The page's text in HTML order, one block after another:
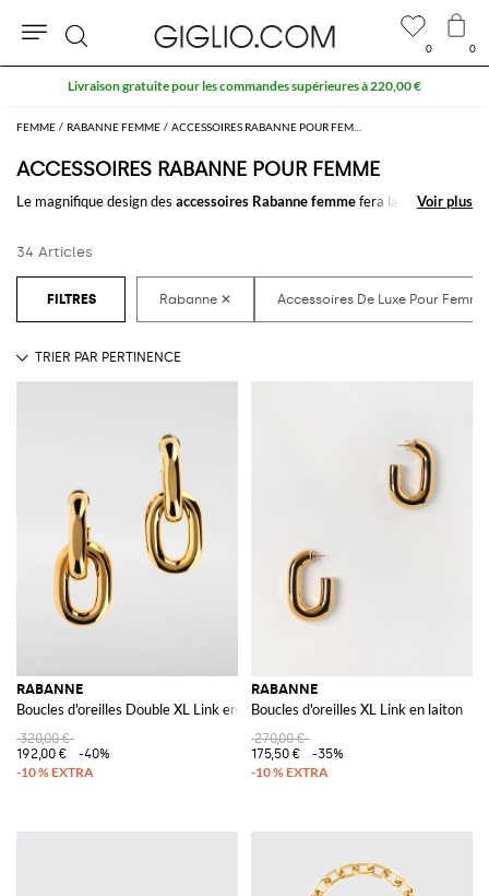
FEMME RABANNE FEMME
ACCESSOIRES RABANNE POUR FEMME
Le magnifique design des accessoires Rabanne femmefera la différence
toujours de nouveaux styles en les combinant.
Découvrez les dernières collections d'
accessoires Rabanne femme en
Voir plus
Voir plus
34 Articles
RABANNE
Boucles d'oreilles Double XL Link en laiton
320,00 €
192,00 €
-40%
RABANNE
Boucles d'oreilles XL Link en laiton
270,00 €
175,50 €
-35%
0 0
Rechercher